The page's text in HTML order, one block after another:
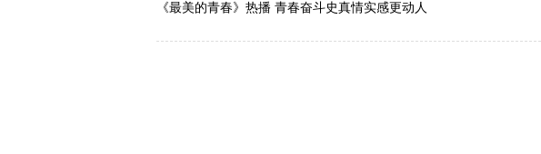
《最美的青春》热播 青春奋斗史真情实感更动人